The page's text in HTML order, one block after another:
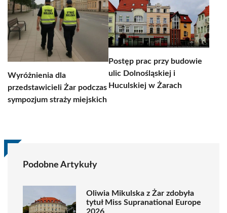
Wyróżnienia dla
przedstawicieli Żar podczas
sympozjum straży miejskich
Postęp prac przy budowie
ulic Dolnośląskiej i
Huculskiej w Żarach
Podobne Artykuły
Oliwia Mikulska z Żar zdobyła
tytuł Miss Supranational Europe
2026